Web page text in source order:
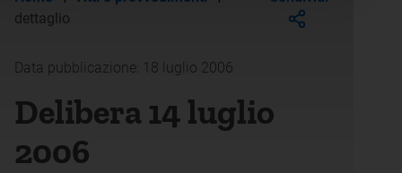
dettaglio
Data pubblicazione: 18 luglio 2006
Delibera 14 luglio
2006